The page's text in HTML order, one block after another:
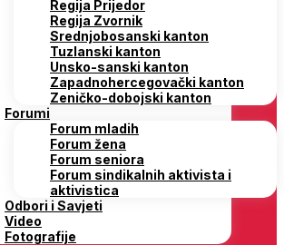
Regija Prijedor
Regija Zvornik
Srednjobosanski kanton
Tuzlanski kanton
Unsko-sanski kanton
Zapadnohercegovački kanton
Zeničko-dobojski kanton
Forumi
Forum mladih
Forum žena
Forum seniora
Forum sindikalnih aktivista i
aktivistica
Odbori i Savjeti
Video
Fotografije